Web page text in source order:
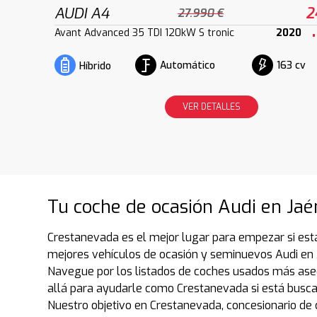
AUDI A4 27.990 €
Avant Advanced 35 TDI 120kW S tronic 2020
Híbrido Automático 163 cv
VER DETALLES
Tu coche de ocasión Audi en
Crestanevada es el mejor lugar para empezar si
mejores vehículos de ocasión y seminuevos Audi en
Navegue por los listados de coches usados más
allá para ayudarle como Crestanevada si está
Nuestro objetivo en Crestanevada, concesionario